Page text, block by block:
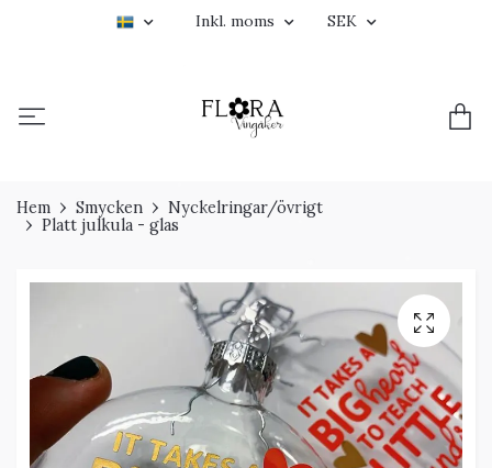
Inkl. moms SEK
Hem Smycken
Nyckelringar/övrigt
Platt julkula - glas